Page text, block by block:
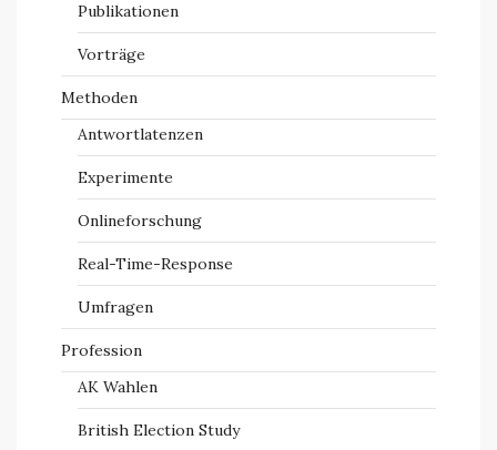
Publikationen
Vorträge
Methoden
Antwortlatenzen
Experimente
Onlineforschung
Real-Time-Response
Umfragen
Profession
AK Wahlen
British Election Study